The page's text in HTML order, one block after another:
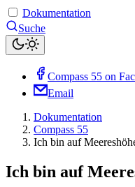
Dokumentation
Suche
Compass 55 on
Email
Dokumentation
Compass 55
Ich bin auf
Ich bin auf